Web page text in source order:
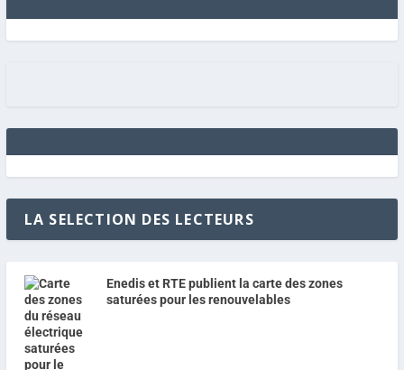
LA SELECTION DES LECTEURS
Enedis et RTE publient la carte des zones
saturées pour les renouvelables